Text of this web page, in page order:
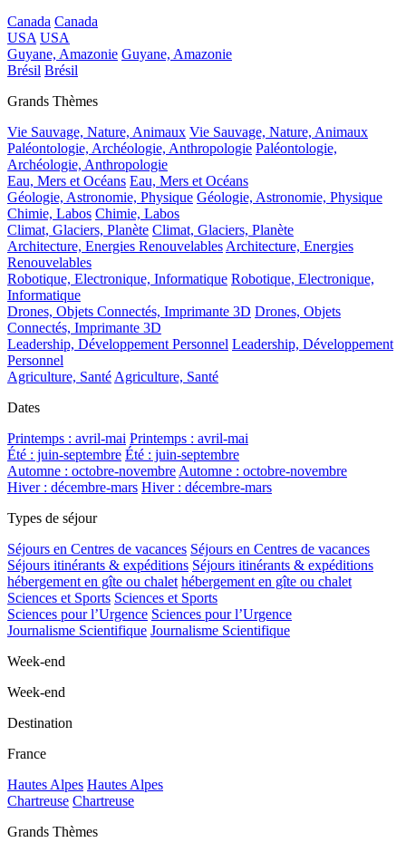
Canada Canada
USA USA
Guyane, Amazonie Guyane, Amazonie
Brésil Brésil
Grands Thèmes
Vie Sauvage, Nature, Animaux Vie Sauvage, Nature, Animaux
Paléontologie, Archéologie, Anthropologie Paléontologie,
Archéologie, Anthropologie
Eau, Mers et Océans Eau, Mers et Océans
Géologie, Astronomie, Physique Géologie, Astronomie, Physique
Chimie, Labos Chimie, Labos
Climat, Glaciers, Planète Climat, Glaciers, Planète
Architecture, Energies RenouvelablesArchitecture, Energies
Renouvelables
Robotique, Electronique, Informatique Robotique, Electronique,
Informatique
Drones, Objets Connectés, Imprimante 3D Drones, Objets
Connectés, Imprimante 3D
Leadership, Développement Personnel Leadership, Développement
Personnel
Agriculture, SantéAgriculture, Santé
Dates
Printemps : avril-mai Printemps : avril-mai
Été : juin-septembre Été : juin-septembre
Automne : octobre-novembreAutomne : octobre-novembre
Hiver : décembre-mars Hiver : décembre-mars
Types de séjour
Séjours en Centres de vacances Séjours en Centres de vacances
Séjours itinérants & expéditions Séjours itinérants & expéditions
hébergement en gîte ou chalet hébergement en gîte ou chalet
Sciences et Sports Sciences et Sports
Sciences pour l’Urgence Sciences pour l’Urgence
Journalisme Scientifique Journalisme Scientifique
Week-end
Week-end
Destination
France
Hautes Alpes Hautes Alpes
Chartreuse Chartreuse
Grands Thèmes